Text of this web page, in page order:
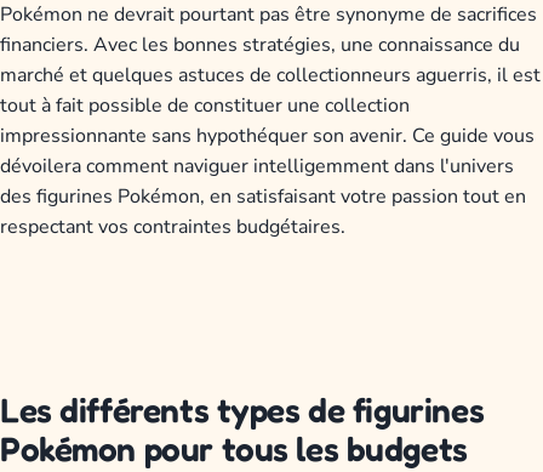
Pokémon ne devrait pourtant pas être synonyme de sacrifices
financiers. Avec les bonnes stratégies, une connaissance du
marché et quelques astuces de collectionneurs aguerris, il est
tout à fait possible de constituer une collection
impressionnante sans hypothéquer son avenir. Ce guide vous
dévoilera comment naviguer intelligemment dans l'univers
des figurines Pokémon, en satisfaisant votre passion tout en
respectant vos contraintes budgétaires.
Les différents types de figurines
Pokémon pour tous les budgets